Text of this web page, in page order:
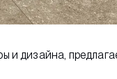
и дизайна,